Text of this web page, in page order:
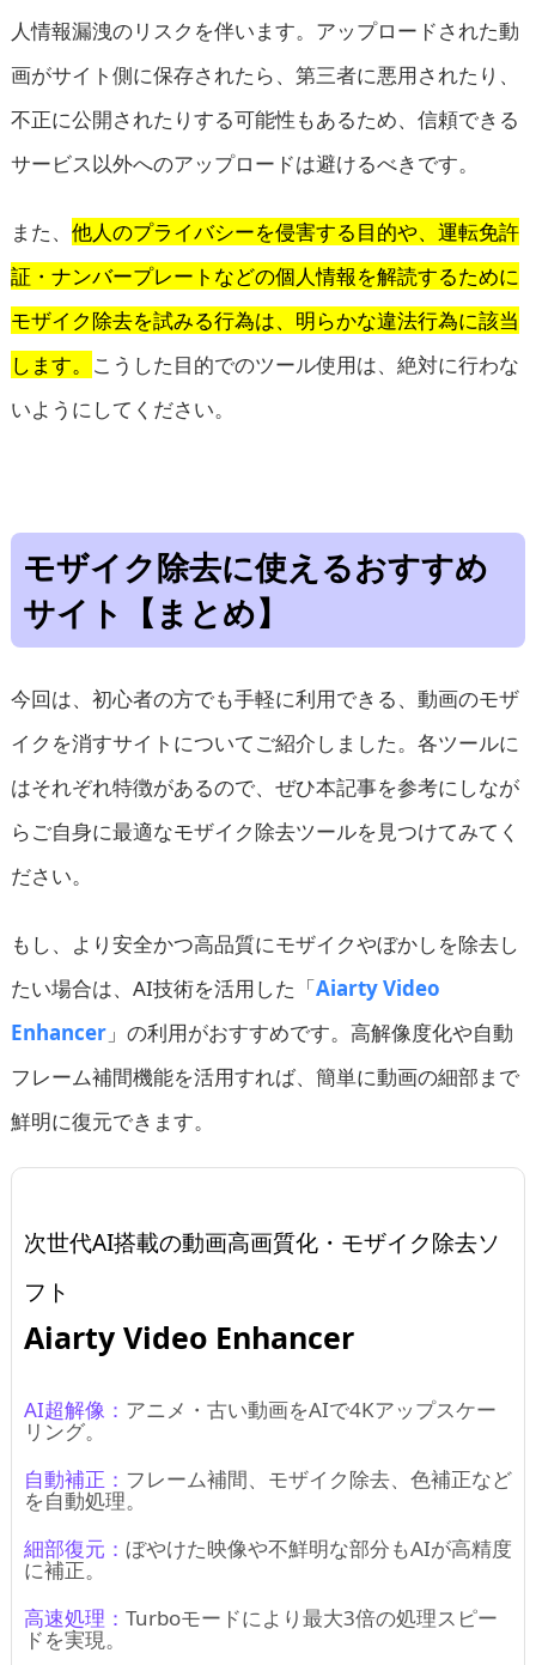
人情報漏洩のリスクを伴います。アップロードされた動
画がサイト側に保存されたら、第三者に悪用されたり、
不正に公開されたりする可能性もあるため、信頼できる
サービス以外へのアップロードは避けるべきです。
また、 他人のプライバシーを侵害する目的や、運転免許
証・ナンバープレートなどの個人情報を解読するために
モザイク除去を試みる行為は、明らかな違法行為に該当
します。 こうした目的でのツール使用は、絶対に行わな
いようにしてください。
モザイク除去に使えるおすすめ
サイト【まとめ】
今回は、初心者の方でも手軽に利用できる、動画のモザ
イクを消すサイトについてご紹介しました。各ツールに
はそれぞれ特徴があるので、ぜひ本記事を参考にしなが
らご自身に最適なモザイク除去ツールを見つけてみてく
ださい。
もし、より安全かつ高品質にモザイクやぼかしを除去し
たい場合は、AI技術を活用した「Aiarty Video
Enhancer」の利用がおすすめです。高解像度化や自動
フレーム補間機能を活用すれば、簡単に動画の細部まで
鮮明に復元できます。
次世代AI搭載の動画高画質化・モザイク除去ソ
フト
Aiarty Video Enhancer
AI超解像： アニメ・古い動画をAIで4Kアップスケー
リング。
自動補正： フレーム補間、モザイク除去、色補正など
を自動処理。
細部復元： ぼやけた映像や不鮮明な部分もAIが高精度
に補正。
高速処理： Turboモードにより最大3倍の処理スピー
ドを実現。